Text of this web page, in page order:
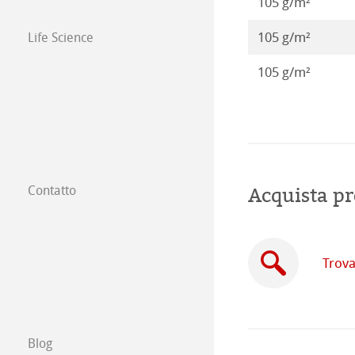
Life Science
Contatto
Filiali
Blog
105 g/m²
105 g/m²
Acquista